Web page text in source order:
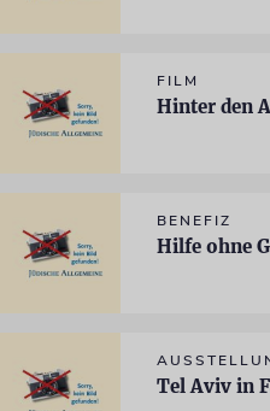
FILM
Hinter den
BENEFIZ
Hilfe ohne
Tel Aviv in